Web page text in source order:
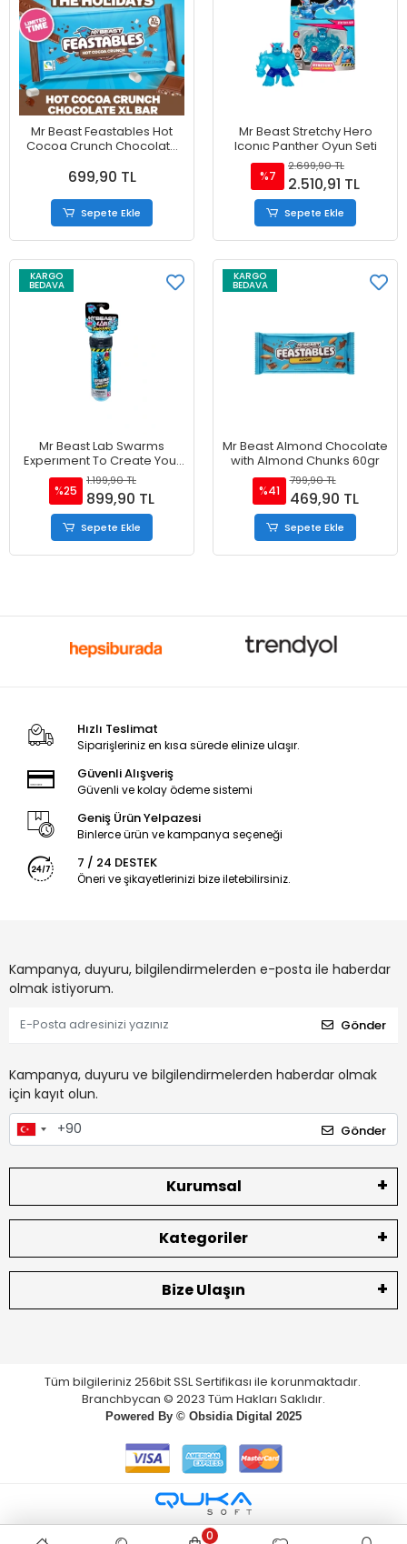
Mr Beast Feastables Hot
Cocoa Crunch Chocolate
699,90 TL
Sepete Ekle
Mr Beast Stretchy Hero
Iconıc Panther Oyun Seti
%7
2.699,90 TL
2.510,91 TL
Sepete Ekle
KARGO
BEDAVA
Mr Beast Lab Swarms
Experıment To Create Your
Swarms Oyun Seti
%25
1.199,90 TL
899,90 TL
Sepete Ekle
KARGO
BEDAVA
Mr Beast Almond Chocolate
with Almond Chunks 60gr
%41
799,90 TL
469,90 TL
Sepete Ekle
Hızlı Teslimat
Siparişleriniz en kısa sürede elinize ulaşır.
Güvenli Alışveriş
Güvenli ve kolay ödeme sistemi
Geniş Ürün Yelpazesi
Binlerce ürün ve kampanya seçeneği
7 / 24 DESTEK
Öneri ve şikayetlerinizi bize iletebilirsiniz.
Kampanya, duyuru, bilgilendirmelerden e-posta ile haberdar
olmak istiyorum.
Gönder
Kampanya, duyuru ve bilgilendirmelerden haberdar olmak
için kayıt olun.
Gönder
Kurumsal
Kategoriler
Bize Ulaşın
Tüm bilgileriniz 256bit SSL Sertifikası ile korunmaktadır.
Branchbycan © 2023 Tüm Hakları Saklıdır.
Powered By © Obsidia Digital 2025
0